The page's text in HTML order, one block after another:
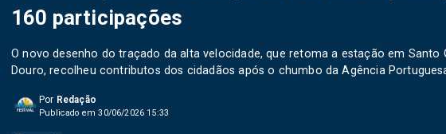
160 participações
O novo desenho do traçado da alta velocidade, que retoma a estação em
Douro, recolheu contributos dos cidadãos após o chumbo da Agência
Por Redação
Publicado em 30/06/2026 15:33